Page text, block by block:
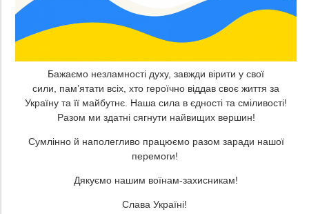
Бажаємо незламності духу, завжди вірити у свої
сили, пам’ятати всіх, хто героїчно віддав своє життя за
Україну та її майбутнє. Наша сила в єдності та сміливості!
Разом ми здатні сягнути найвищих вершин!
Сумлінно й наполегливо працюємо разом заради нашої
перемоги!
Дякуємо нашим воїнам-захисникам!
Слава Україні!